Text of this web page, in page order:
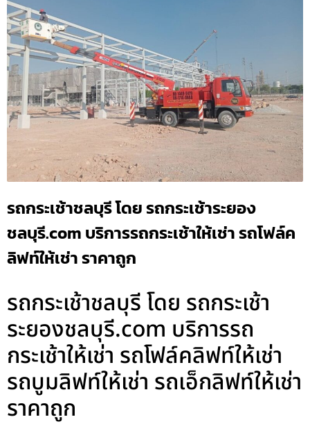
รถกระเช้าชลบุรี โดย รถกระเช้าระยอง
ชลบุรี.com บริการรถกระเช้าให้เช่า รถโฟล์ค
ลิฟท์ให้เช่า ราคาถูก
รถกระเช้าชลบุรี โดย รถกระเช้า
ระยองชลบุรี.com บริการรถ
กระเช้าให้เช่า รถโฟล์คลิฟท์ให้เช่า
รถบูมลิฟท์ให้เช่า รถเอ็กลิฟท์ให้เช่า
ราคาถูก